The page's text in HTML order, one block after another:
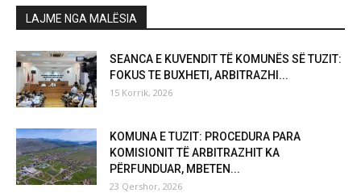
LAJME NGA MALËSIA
SEANCA E KUVENDIT TË KOMUNËS SË TUZIT:
FOKUS TE BUXHETI, ARBITRAZHI...
15 Korrik, 2026
KOMUNA E TUZIT: PROCEDURA PARA
KOMISIONIT TË ARBITRAZHIT KA
PËRFUNDUAR, MBETEN...
23 Qershor, 2026